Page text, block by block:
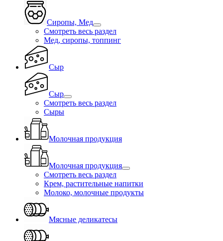
Сиропы, Мед
Смотреть весь раздел
Мед, сиропы, топпинг
Сыр
Сыр
Смотреть весь раздел
Сыры
Молочная продукция
Молочная продукция
Смотреть весь раздел
Крем, растительные напитки
Молоко, молочные продукты
Мясные деликатесы